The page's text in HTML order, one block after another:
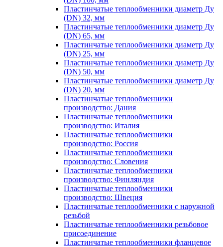
Пластинчатые теплообменники диаметр Ду
(DN) 32, мм
Пластинчатые теплообменники диаметр Ду
(DN) 65, мм
Пластинчатые теплообменники диаметр Ду
(DN) 25, мм
Пластинчатые теплообменники диаметр Ду
(DN) 50, мм
Пластинчатые теплообменники диаметр Ду
(DN) 20, мм
Пластинчатые теплообменники
производство: Дания
Пластинчатые теплообменники
производство: Италия
Пластинчатые теплообменники
производство: Россия
Пластинчатые теплообменники
производство: Словения
Пластинчатые теплообменники
производство: Финляндия
Пластинчатые теплообменники
производство: Швеция
Пластинчатые теплообменники с наружной
резьбой
Пластинчатые теплообменники резьбовое
присоединение
Пластинчатые теплообменники фланцевое